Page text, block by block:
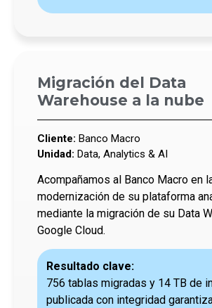
Migración del Data
Warehouse a la nube
Cliente: Banco Macro
Unidad: Data, Analytics & AI
Acompañamos al Banco Macro en
modernización de su plataforma
mediante la migración de su Data
Google Cloud.
Resultado clave:
756 tablas migradas y 14 TB de
publicada con integridad